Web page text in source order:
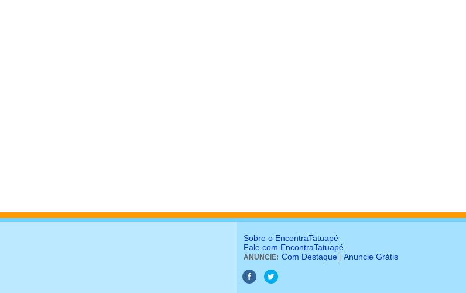
Sobre o EncontraTatuapé
Fale com EncontraTatuapé
ANUNCIE: Com Destaque Anuncie Grátis